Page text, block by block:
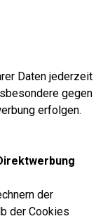
Daten jederzeit
gegen
erfolgen.
der
der Cookies